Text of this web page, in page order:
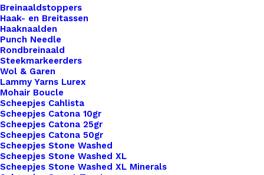
Breinaaldstoppers
Haak- en Breitassen
Haaknaalden
Punch Needle
Rondbreinaald
Steekmarkeerders
Wol & Garen
Lammy Yarns Lurex
Mohair Boucle
Scheepjes Cahlista
Scheepjes Catona 10gr
Scheepjes Catona 25gr
Scheepjes Catona 50gr
Scheepjes Stone Washed
Scheepjes Stone Washed XL
Scheepjes Stone Washed XL Minerals
Portemonnee
Sluiting
10cm
Zilver
aantal
Toevoegen aan winkelwagen
Toevoegen aan verlanglijst
Artikelnummer
Categorie Benodigdheden
Portemonneesluitingen